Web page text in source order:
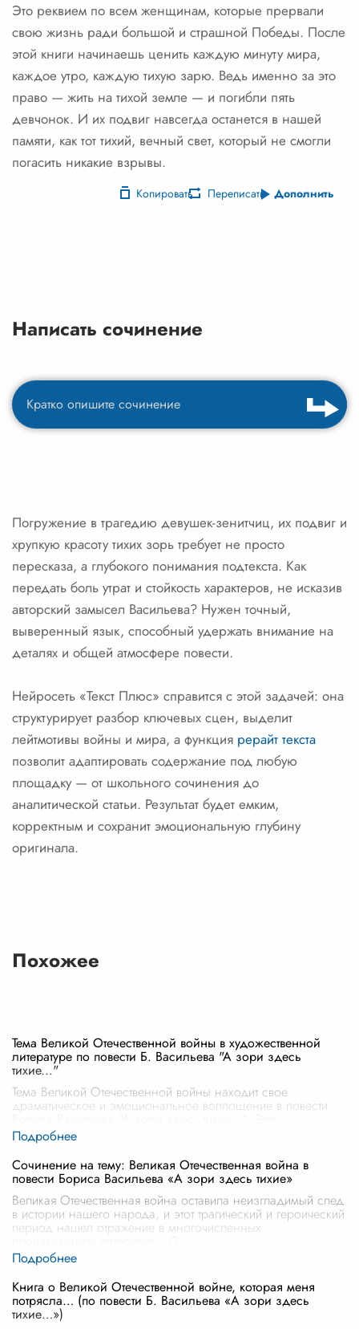
Это реквием по всем женщинам, которые прервали
свою жизнь ради большой и страшной Победы. После
этой книги начинаешь ценить каждую минуту мира,
каждое утро, каждую тихую зарю. Ведь именно за это
право — жить на тихой земле — и погибли пять
девчонок. И их подвиг навсегда останется в нашей
памяти, как тот тихий, вечный свет, который не смогли
погасить никакие взрывы.
Копировать Переписать Дополнить
Написать сочинение
Погружение в трагедию девушек-зенитчиц, их подвиг и
хрупкую красоту тихих зорь требует не просто
пересказа, а глубокого понимания подтекста. Как
передать боль утрат и стойкость характеров, не исказив
авторский замысел Васильева? Нужен точный,
выверенный язык, способный удержать внимание на
деталях и общей атмосфере повести.
Нейросеть «Текст Плюс» справится с этой задачей: она
структурирует разбор ключевых сцен, выделит
лейтмотивы войны и мира, а функция рерайт текста
позволит адаптировать содержание под любую
площадку — от школьного сочинения до
аналитической статьи. Результат будет емким,
корректным и сохранит эмоциональную глубину
оригинала.
Похожее
Тема Великой Отечественной войны в художественной
литературе по повести Б. Васильева "А зори здесь
тихие..."
Тема Великой Отечественной войны находит свое
драматическое и эмоциональное воплощение в повести
литературный шедевр раскрывает широк
Сочинение на тему: Великая Отечественная война в
повести Бориса Васильева «А зори здесь тихие»
Великая Отечественная война оставила неизгладимый след
в истории нашего народа, и этот трагический и героический
период нашел отражение в многочисленных
Книга о Великой Отечественной войне, которая меня
потрясла… (по повести Б. Васильева «А зори здесь
тихие…»)